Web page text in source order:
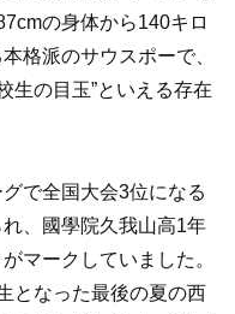
の身体から140キロ
格派のサウスポーで、
生の目玉”といえる存在
で全国大会3位になる
、國學院久我山高1年
マークしていました。
となった最後の夏の西